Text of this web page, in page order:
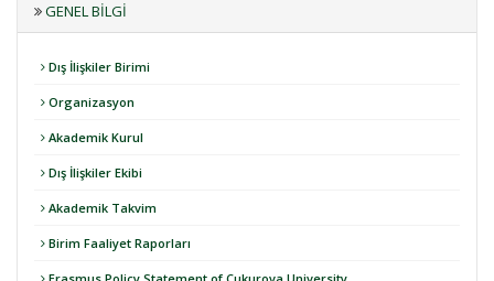
GENEL BILGI
Dış İlişkiler Birimi
Organizasyon
Akademik Kurul
Dış İlişkiler Ekibi
Akademik Takvim
Birim Faaliyet Raporları